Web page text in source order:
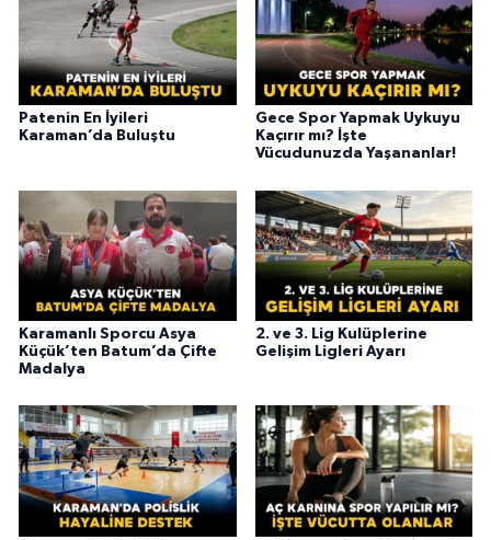
Patenin En İyileri
Karaman’da Buluştu
Gece Spor Yapmak Uykuyu
Kaçırır mı? İşte
Vücudunuzda Yaşananlar!
Karamanlı Sporcu Asya
Küçük’ten Batum’da Çifte
Madalya
2. ve 3. Lig Kulüplerine
Gelişim Ligleri Ayarı